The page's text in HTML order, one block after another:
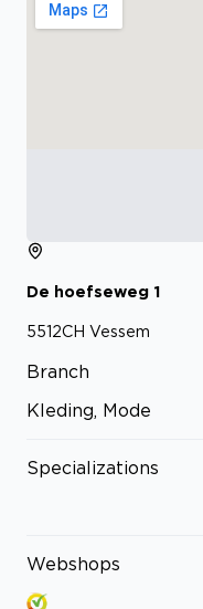
De hoefseweg 1
5512CH Vessem
Branch
Kleding, Mode
Specializations
Webshops